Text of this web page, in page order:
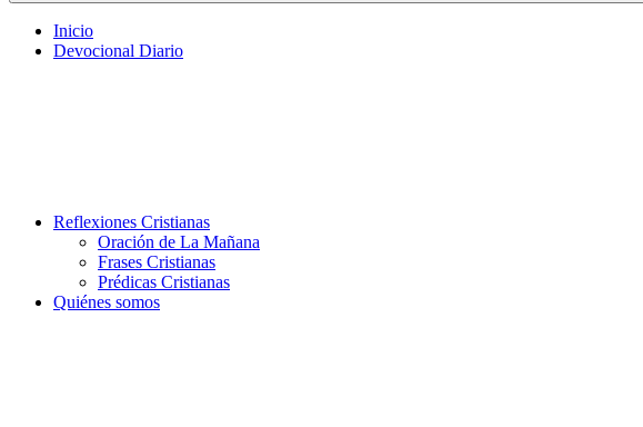
Inicio
Devocional Diario
Reflexiones Cristianas
Oración de La Mañana
Frases Cristianas
Prédicas Cristianas
Quiénes somos